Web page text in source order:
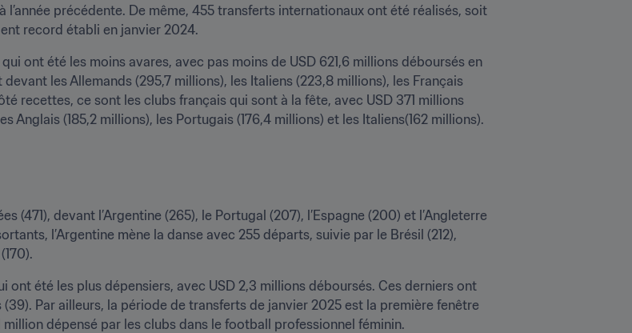
l’année précédente. De même, 455 transferts internationaux ont été réalisés, soit
record établi en janvier 2024.
ont été les moins avares, avec pas moins de USD 621,6 millions déboursés en
les Allemands (295,7 millions), les Italiens (223,8 millions), les Français
recettes, ce sont les clubs français qui sont à la fête, avec USD 371 millions
Anglais (185,2 millions), les Portugais (176,4 millions) et les Italiens(162 millions).
(471), devant l’Argentine (265), le Portugal (207), l’Espagne (200) et l’Angleterre
l’Argentine mène la danse avec 255 départs, suivie par le Brésil (212),
ont été les plus dépensiers, avec USD 2,3 millions déboursés. Ces derniers ont
Par ailleurs, la période de transferts de janvier 2025 est la première fenêtre
million dépensé par les clubs dans le football professionnel féminin.